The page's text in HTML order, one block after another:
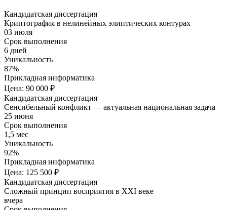
Кандидатская диссертация
Криптография в нелинейных элиптических контурах
03 июля
Срок выполнения
6 дней
Уникальность
87%
Прикладная информатика
Цена: 90 000 ₽
Кандидатская диссертация
Сенсибельный конфликт — актуальная национальная задача
25 июня
Срок выполнения
1,5 мес
Уникальность
92%
Прикладная информатика
Цена: 125 500 ₽
Кандидатская диссертация
Сложный принцип восприятия в XXI веке
вчера